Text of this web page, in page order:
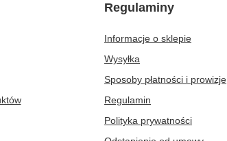
Regulaminy
Informacje o sklepie
Wysyłka
Sposoby płatności i prowizje
Regulamin
Polityka prywatności